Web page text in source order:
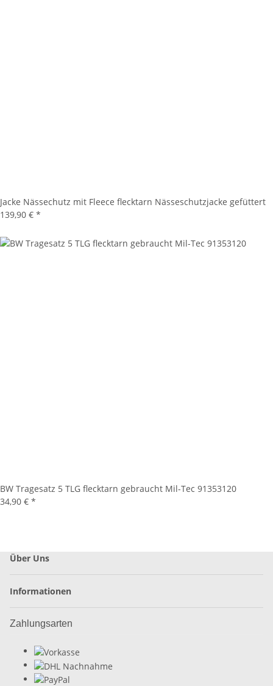
Jacke Nässechutz mit Fleece flecktarn Nässeschutzjacke gefüttert
139,90 € *
BW Tragesatz 5 TLG flecktarn gebraucht Mil-Tec 91353120
34,90 € *
Über Uns
Informationen
Zahlungsarten